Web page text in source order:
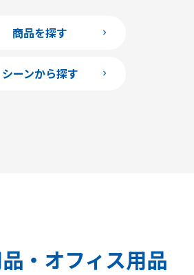
商品を探す
シーンから探す
・オフィス用品